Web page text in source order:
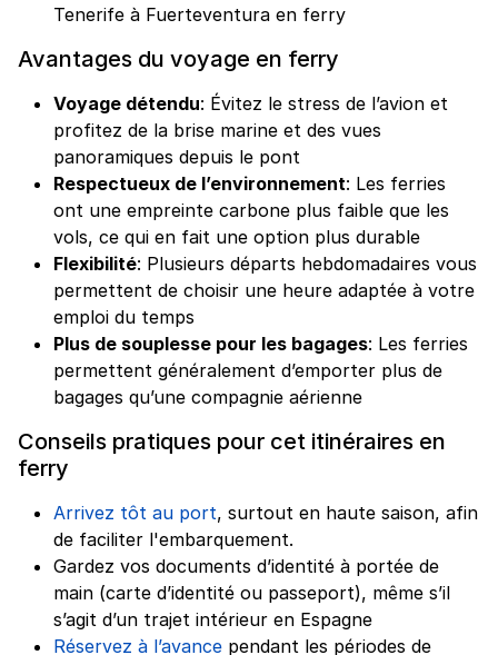
Tenerife à Fuerteventura en ferry
Avantages du voyage en ferry
Voyage détendu: Évitez le stress de l’avion et
profitez de la brise marine et des vues
panoramiques depuis le pont
Respectueux de l’environnement: Les ferries
ont une empreinte carbone plus faible que les
vols, ce qui en fait une option plus durable
Flexibilité: Plusieurs départs hebdomadaires vous
permettent de choisir une heure adaptée à votre
emploi du temps
Plus de souplesse pour les bagages: Les ferries
permettent généralement d’emporter plus de
bagages qu’une compagnie aérienne
Conseils pratiques pour cet itinéraires en
ferry
Arrivez tôt au port, surtout en haute saison, afin
de faciliter l'embarquement.
Gardez vos documents d’identité à portée de
main (carte d’identité ou passeport), même s’il
s’agit d’un trajet intérieur en Espagne
Réservez à l’avance pendant les périodes de